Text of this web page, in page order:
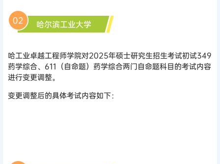
02 哈尔滨工业大学
哈工业卓越工程师学院对2025年硕士研究生招生考试初试349
药学综合、611（自命题）药学综合两门自命题科目的考试内容
进行变更调整。
变更调整后的具体考试内容如下：